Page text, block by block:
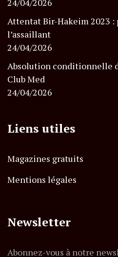
24/04/2026
Attentat Bir-Hakeim 2023 :
l’assaillant
24/04/2026
Absolution conditionnelle
Club Med
24/04/2026
Liens utiles
Magazines gratuits
Mentions légales
Newsletter
Abonnez-vous à notre